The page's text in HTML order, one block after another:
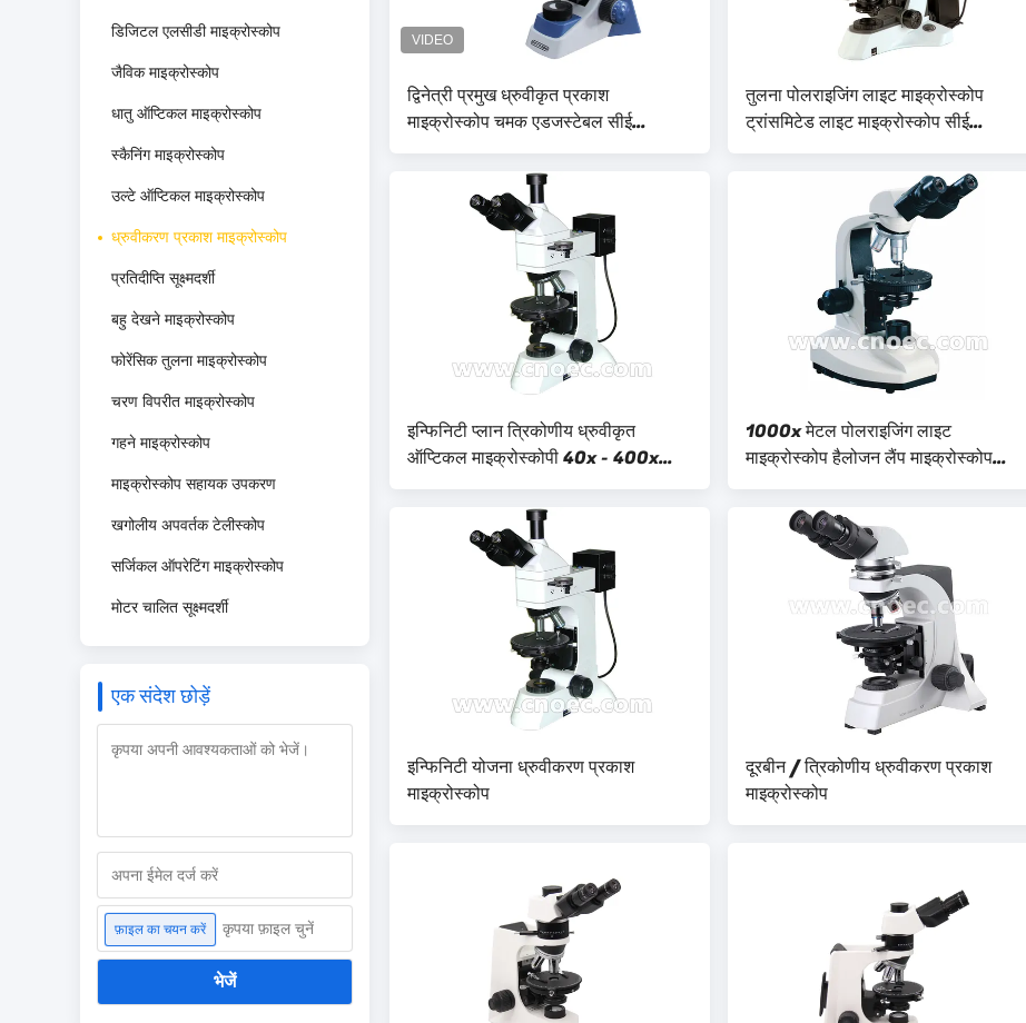
डिजिटल एलसीडी माइक्रोस्कोप
जैविक माइक्रोस्कोप
धातु ऑप्टिकल माइक्रोस्कोप
स्कैनिंग माइक्रोस्कोप
उल्टे ऑप्टिकल माइक्रोस्कोप
ध्रुवीकरण प्रकाश माइक्रोस्कोप
प्रतिदीप्ति सूक्ष्मदर्शी
बहु देखने माइक्रोस्कोप
फोरेंसिक तुलना माइक्रोस्कोप
चरण विपरीत माइक्रोस्कोप
गहने माइक्रोस्कोप
माइक्रोस्कोप सहायक उपकरण
खगोलीय अपवर्तक टेलीस्कोप
सर्जिकल ऑपरेटिंग माइक्रोस्कोप
मोटर चालित सूक्ष्मदर्शी
एक संदेश छोड़ें
फ़ाइल का चयन करें कृपया फ़ाइल चुनें
भेजें
द्विनेत्री प्रमुख ध्रुवीकृत प्रकाश
माइक्रोस्कोप चमक एडजस्टेबल सीई
A15.1302 के साथ
तुलना पोलराइजिंग लाइट माइक्रोस्कोप
ट्रांसमिटेड लाइट माइक्रोस्कोप सीई
A15.1019
इन्फिनिटी प्लान त्रिकोणीय ध्रुवीकृत
ऑप्टिकल माइक्रोस्कोपी 40x - 400x
A15.0204
1000x मेटल पोलराइजिंग लाइट
माइक्रोस्कोप हैलोजन लैंप माइक्रोस्कोप
A15.0201
इन्फिनिटी योजना ध्रुवीकरण प्रकाश
माइक्रोस्कोप
दूरबीन / त्रिकोणीय ध्रुवीकरण प्रकाश
माइक्रोस्कोप